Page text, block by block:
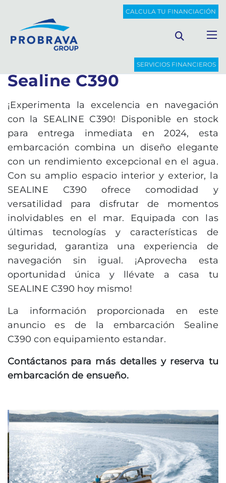
CALCULA TU FINANCIACIÓN
SERVICIOS FINANCIEROS
SEALINE C390
Volver al listado
Sealine C390
¡Experimenta la excelencia en navegación
con la SEALINE C390! Disponible en stock
para entrega inmediata en 2024, esta
embarcación combina un diseño elegante
con un rendimiento excepcional en el agua.
Con su amplio espacio interior y exterior, la
SEALINE C390 ofrece comodidad y
versatilidad para disfrutar de momentos
inolvidables en el mar. Equipada con las
últimas tecnologías y características de
seguridad, garantiza una experiencia de
navegación sin igual. ¡Aprovecha esta
oportunidad única y llévate a casa tu
SEALINE C390 hoy mismo!
La información proporcionada en este
anuncio es de la embarcación Sealine
C390 con equipamiento estandar.
Contáctanos para más detalles y reserva tu
embarcación de ensueño.